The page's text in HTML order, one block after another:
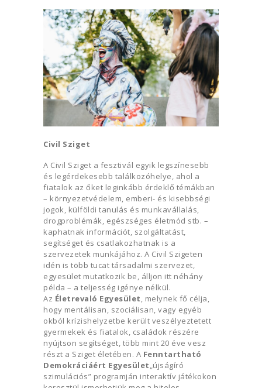
Civil Sziget
A Civil Sziget a fesztivál egyik legszínesebb
és legérdekesebb találkozóhelye, ahol a
fiatalok az őket leginkább érdeklő témákban
– környezetvédelem, emberi- és kisebbségi
jogok, külföldi tanulás és munkavállalás,
drogproblémák, egészséges életmód stb. –
kaphatnak információt, szolgáltatást,
segítséget és csatlakozhatnak is a
szervezetek munkájához. A Civil Szigeten
idén is több tucat társadalmi szervezet,
egyesület mutatkozik be, álljon itt néhány
példa – a teljesség igénye nélkül.
Az Életrevaló Egyesület, melynek fő célja,
hogy mentálisan, szociálisan, vagy egyéb
okból krízishelyzetbe került veszélyeztetett
gyermekek és fiatalok, családok részére
nyújtson segítséget, több mint 20 éve vesz
részt a Sziget életében. A Fenntartható
Demokráciáért Egyesület„újságíró
szimulációs” programján interaktív játékokon